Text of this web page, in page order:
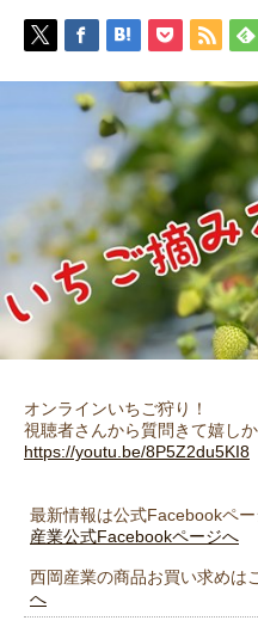
オンラインいちご狩り！
視聴者さんから質問きて嬉し
https://youtu.be/8P5Z2du5KI8
最新情報は公式Facebookペ
産業公式Facebookページへ
西岡産業の商品お買い求めは
へ